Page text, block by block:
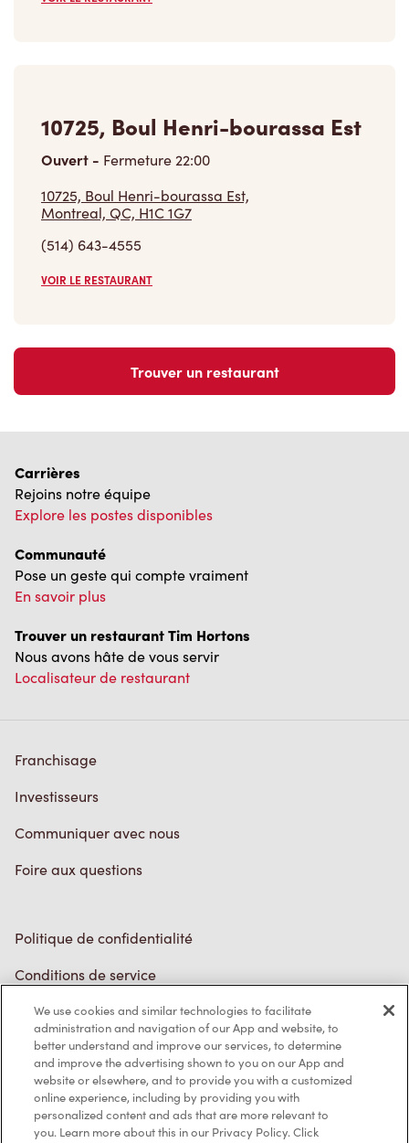
Ouvert-Fermeture22:00
10725, Boul Henri-bourassa Est,
Montreal, QC, H1C 1G7
(514) 643-4555
VOIR LE RESTAURANT
Trouver un restaurant
Rejoins notre équipe
Explore les postes disponibles
Communauté
Pose un geste qui compte vraiment
En savoir plus
Trouver un restaurant Tim Hortons
Nous avons hâte de vous servir
Localisateur de restaurant
Investisseurs
Communiquer avec nous
Foire aux questions
Conditions de service
Marques de commerce
Accessibilité
Diagnostic
Contactez-nous
We use cookies and similar technologies to facilitate
administration and navigation of our App and website, to
better understand and improve our services, to determine
and improve the advertising shown to you on our App and
website or elsewhere, and to provide you with a customized
online experience, including by providing you with
personalized content and ads that are more relevant to
you. Learn more about this in our Privacy Policy. Click